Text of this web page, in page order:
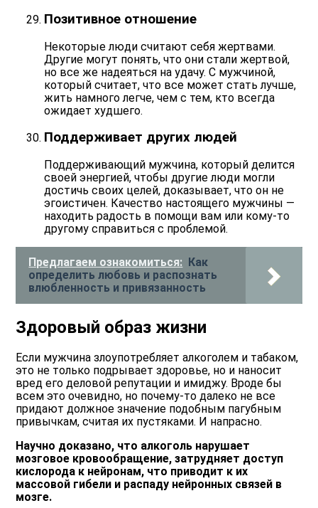
Позитивное отношение
Некоторые люди считают себя жертвами.
Другие могут понять, что они стали жертвой,
но все же надеяться на удачу. С мужчиной,
который считает, что все можетстать лучше,
жить намного легче, чем с тем, кто всегда
ожидает худшего.
Поддерживает других людей
Поддерживающий мужчина, которыйделится
своей энергией, чтобы другие люди могли
достичь своих целей, доказывает, что он не
эгоистичен. Качество настоящего мужчины —
находить радость в помощи вам или кому-то
другому справиться с проблемой.
Предлагаем ознакомиться:
Как
определить любовь и распознать
влюбленность и привязанность
Здоровый образ жизни
Если мужчина злоупотребляет алкоголем и табаком,
это не только подрывает здоровье, но и наносит
вред его деловой репутации и имиджу. Вроде бы
всем это очевидно, но почему-то далеко не все
придают должное значение подобным пагубным
привычкам, считая их пустяками. И напрасно.
Научно доказано, что алкоголь нарушает
мозговое кровообращение, затрудняет доступ
кислорода к нейронам, что приводит к их
массовой гибели и распаду нейронных связей в
мозге.